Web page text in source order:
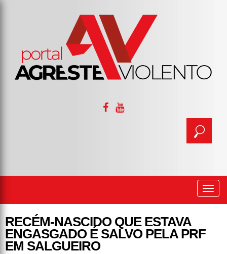
RECÉM-NASCIDO QUE ESTAVA
ENGASGADO É SALVO PELA PRF
EM SALGUEIRO